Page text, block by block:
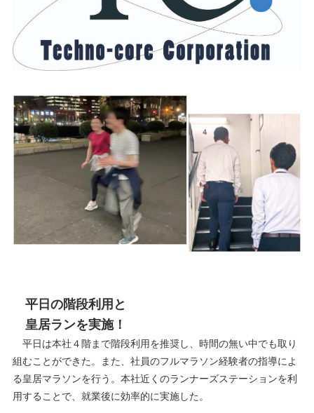
平日の階段利用と
皇居ランを実施！
平日は本社４階まで階段利用を推奨し、時間の無い中でも取り
組むことができた。また、社員のフルマラソン経験者の指導によ
る皇居マラソンを行う。本社近くのランナーズステーションを利
用することで、就業後に効率的に実施した。